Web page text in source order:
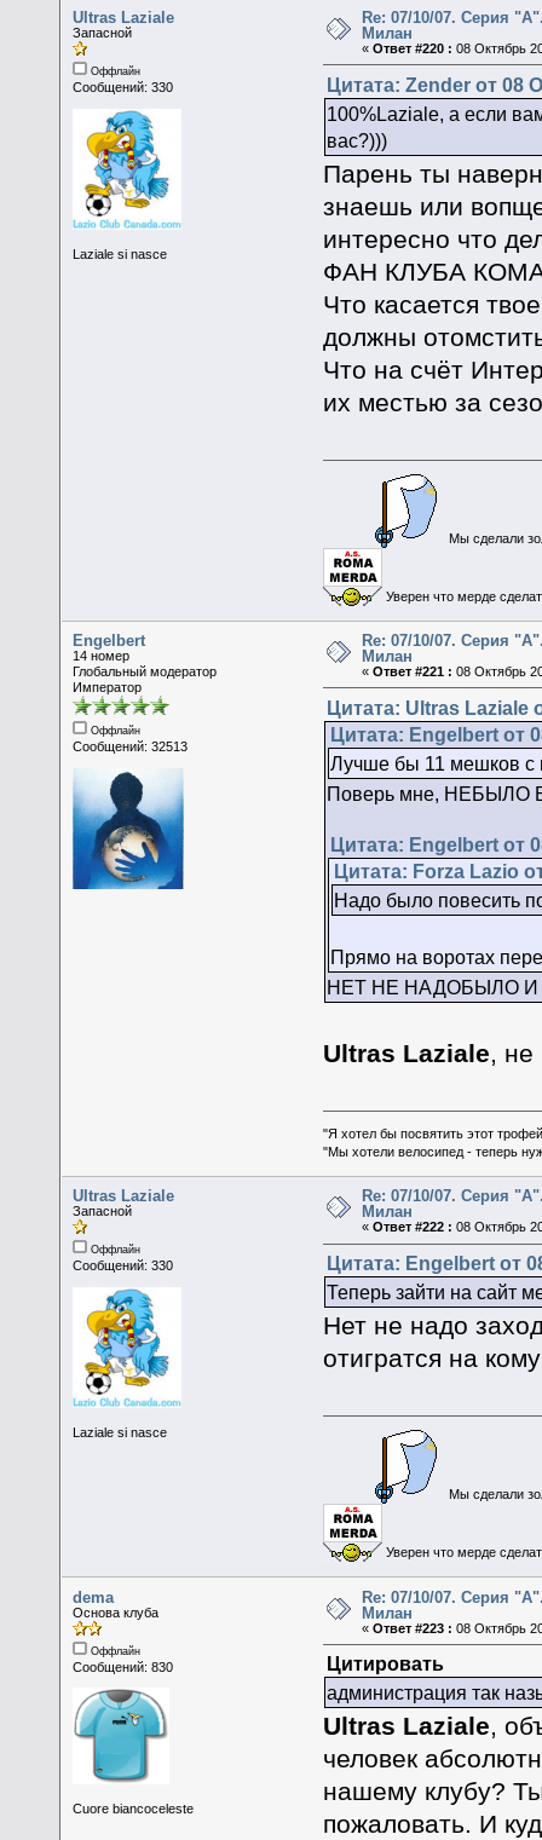
Ultras Laziale
Запасной
Оффлайн
Сообщений: 330
Laziale si nasce
Re: 07/10/07. Серия
Милан
«Ответ #220 : 08 Октябрь
Цитата: Zender от 08
100%Laziale, а если
вас?)))
Парень ты
знаешь или
интересно что
ФАН КЛУБА
Что касается
должны
Что на счёт
их местью за
Мы сделали
Уверен что мерде
Engelbert
14 номер
Глобальный модератор
Император
Оффлайн
Сообщений: 32513
Re: 07/10/07. Серия
Милан
«Ответ #221 : 08 Октябрь
Цитата: Ultras Laziale
Цитата: Engelbert от
Лучше бы 11 мешков с
Поверь мне, НЕБЫЛО
Цитата: Engelbert от
Цитата: Forza Lazio
Надо было повесить
Прямо на воротах
НЕТ НЕ НАДОБЫЛО И
Ultras Laziale, не
"Я хотел бы посвятить этот
"Мы хотели велосипед - теперь
Ultras Laziale
Запасной
Оффлайн
Сообщений: 330
Laziale si nasce
Re: 07/10/07. Серия
Милан
«Ответ #222 : 08 Октябрь
Цитата: Engelbert от
Теперь зайти на сайт
Нет не надо
отигратся на
Мы сделали
Уверен что мерде
dema
Основа клуба
Оффлайн
Сообщений: 830
Cuore biancoceleste
Re: 07/10/07. Серия
Милан
«Ответ #223 : 08 Октябрь
Цитировать
администрация так
Ultras Laziale,
человек
нашему клубу?
пожаловать. И